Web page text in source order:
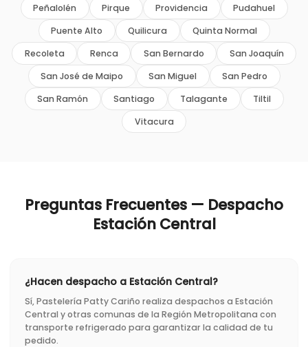
Peñalolén Pirque Providencia
Pudahuel
Puente Alto
Quilicura
Quinta Normal
Recoleta
Renca San Bernardo
San Joaquín
San José de Maipo
San Miguel
San Pedro
San Ramón
Santiago Talagante
Tiltil
Vitacura
Preguntas Frecuentes — Despacho
Estación Central
¿Hacen despacho a Estación Central?
Sí, Pastelería Patty Cariño realiza despachos a Estación
Central y otras comunas de la Región Metropolitana con
transporte refrigerado para garantizar la calidad de tu
pedido.